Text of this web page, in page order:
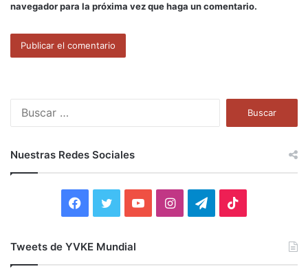
navegador para la próxima vez que haga un comentario.
:
Nuestras Redes Sociales
I
Tweets de YVKE Mundial